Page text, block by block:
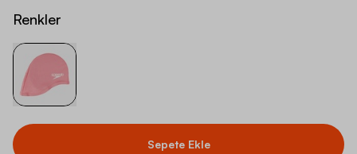
Renkler
Sepete Ekle